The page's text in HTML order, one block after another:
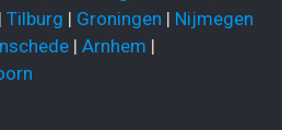
Tilburg | Groningen | Nijmegen
| Arnhem |